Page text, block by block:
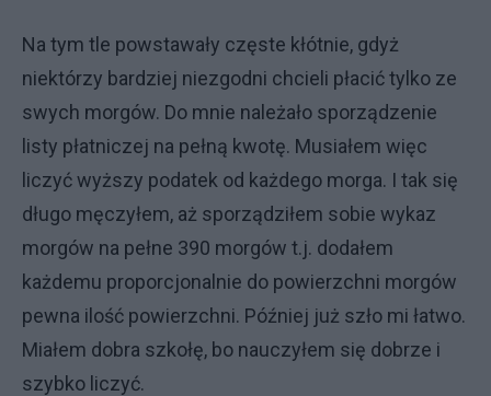
Na tym tle powstawały częste kłótnie, gdyż
niektórzy bardziej niezgodni chcieli płacić tylko ze
swych morgów. Do mnie należało sporządzenie
listy płatniczej na pełną kwotę. Musiałem więc
liczyć wyższy podatek od każdego morga. I tak się
długo męczyłem, aż sporządziłem sobie wykaz
morgów na pełne 390 morgów t.j. dodałem
każdemu proporcjonalnie do powierzchni morgów
pewna ilość powierzchni. Później już szło mi łatwo.
Miałem dobra szkołę, bo nauczyłem się dobrze i
szybko liczyć.